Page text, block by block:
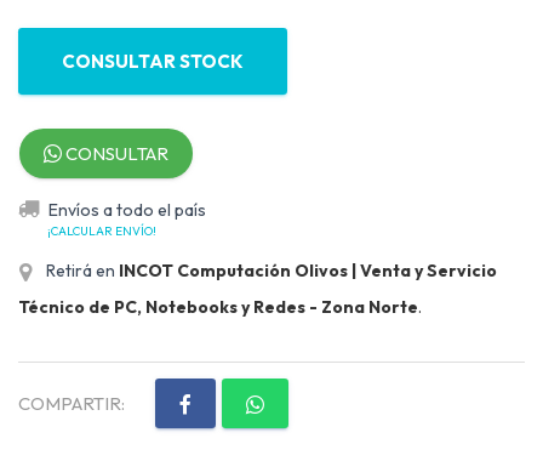
CONSULTAR STOCK
CONSULTAR
Envíos a todo el país
¡CALCULAR ENVÍO!
Retirá en INCOT Computación Olivos | Venta y Servicio
Técnico de PC, Notebooks y Redes - Zona Norte.
COMPARTIR: